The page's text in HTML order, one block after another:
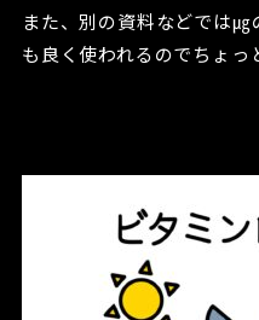
また、別の資料などでは
も良く使われるのでちょっ